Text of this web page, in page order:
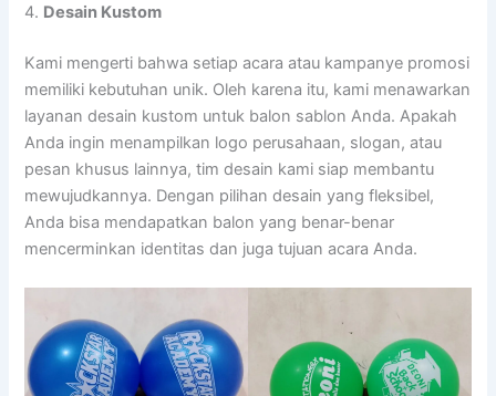
4. Desain Kustom
Kami mengerti bahwa setiap acara atau kampanye promosi
memiliki kebutuhan unik. Oleh karena itu, kami menawarkan
layanan desain kustom untuk balon sablon Anda. Apakah
Anda ingin menampilkan logo perusahaan, slogan, atau
pesan khusus lainnya, tim desain kami siap membantu
mewujudkannya. Dengan pilihan desain yang fleksibel,
Anda bisa mendapatkan balon yang benar-benar
mencerminkan identitas dan juga tujuan acara Anda.